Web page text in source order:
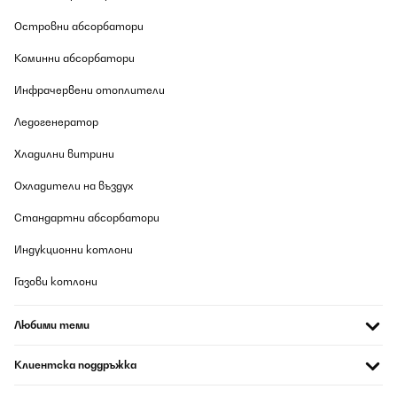
consumo que ofrezca un calor directo y agradable. Al ser de
sino que transmite calor por radiación, lo que resulta muy
cómodo y no reseca el ambiente.Los 700 W rinden bien, pero es
par de metros. Por eso es ideal colocarlo en la zona superior del
directa. Si lo instalas a tres metros o más, la sensación térmica
conectividad WiFi y la app son muy prácticas para encenderlo,
pared no ocupa espacio. La instalación es sencilla y el panel
recomendable si buscas bajo consumo, silencio total, calor
directo y agradable, y la comodidad de controlarlo desde el
Островни абсорбатори
Коминни абсорбатори
Инфрачервени отоплители
Ледогенератор
Хладилни витрини
Охладители на въздух
Стандартни абсорбатори
Индукционни котлони
Газови котлони
Любими теми
Клиентска поддръжка